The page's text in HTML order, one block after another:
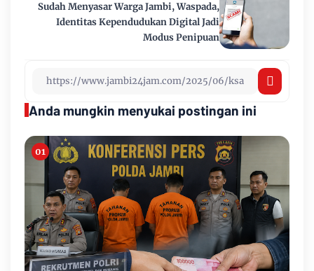
Sudah Menyasar Warga Jambi, Waspada,
Identitas Kependudukan Digital Jadi
Modus Penipuan
Anda mungkin menyukai postingan ini